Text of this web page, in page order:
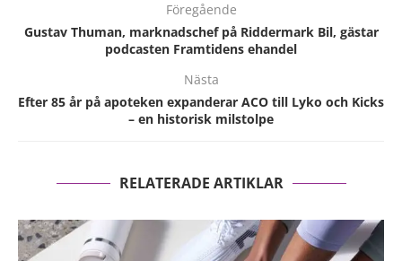
Föregående
Gustav Thuman, marknadschef på Riddermark Bil, gästar
podcasten Framtidens ehandel
Nästa
Efter 85 år på apoteken expanderar ACO till Lyko och Kicks
– en historisk milstolpe
RELATERADE ARTIKLAR